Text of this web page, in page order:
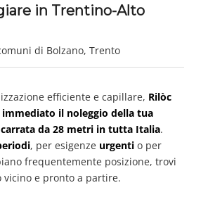
in Trentino-Alto
di Bolzano, Trento
efficiente e capillare, Rilòc
immediato il noleggio della tua
da 28 metri in tutta Italia.
, per esigenze urgentio per
frequentemente posizione, trovi
vicino e pronto a partire.